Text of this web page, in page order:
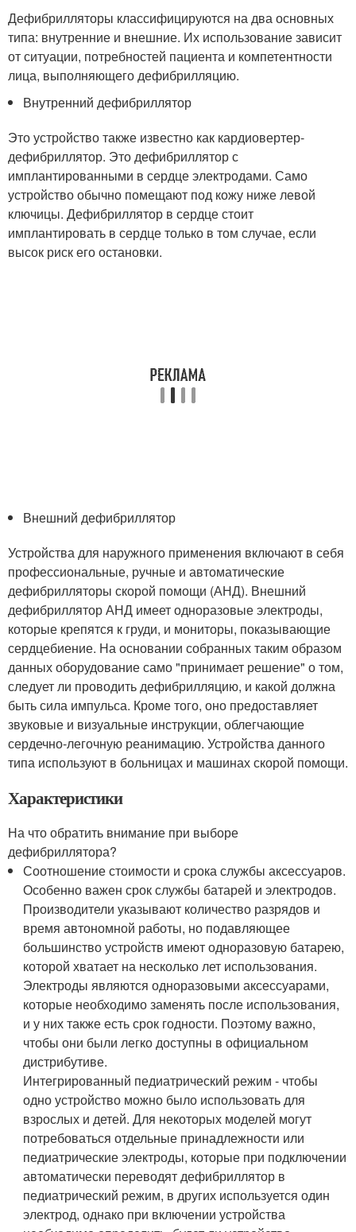
Дефибрилляторы классифицируются на два основных
типа: внутренние и внешние. Их использование зависит
от ситуации, потребностей пациента и компетентности
лица, выполняющего дефибрилляцию.
Внутренний дефибриллятор
Это устройство также известно как кардиовертер-
дефибриллятор. Это дефибриллятор с
имплантированными в сердце электродами. Само
устройство обычно помещают под кожу ниже левой
ключицы. Дефибриллятор в сердце стоит
имплантировать в сердце только в том случае, если
высок риск его остановки.
Внешний дефибриллятор
Устройства для наружного применения включают в себя
профессиональные, ручные и автоматические
дефибрилляторы скорой помощи (АНД). Внешний
дефибриллятор АНД имеет одноразовые электроды,
которые крепятся к груди, и мониторы, показывающие
сердцебиение. На основании собранных таким образом
данных оборудование само "принимает решение" о том,
следует ли проводить дефибрилляцию, и какой должна
быть сила импульса. Кроме того, оно предоставляет
звуковые и визуальные инструкции, облегчающие
сердечно-легочную реанимацию. Устройства данного
типа используют в больницах и машинах скорой помощи.
Характеристики
На что обратить внимание при выборе
дефибриллятора?
Соотношение стоимости и срока службы аксессуаров.
Особенно важен срок службы батарей и электродов.
Производители указывают количество разрядов и
время автономной работы, но подавляющее
большинство устройств имеют одноразовую батарею,
которой хватает на несколько лет использования.
Электроды являются одноразовыми аксессуарами,
которые необходимо заменять после использования,
и у них также есть срок годности. Поэтому важно,
чтобы они были легко доступны в официальном
дистрибутиве.
Интегрированный педиатрический режим - чтобы
одно устройство можно было использовать для
взрослых и детей. Для некоторых моделей могут
потребоваться отдельные принадлежности или
педиатрические электроды, которые при подключении
автоматически переводят дефибриллятор в
педиатрический режим, в других используется один
электрод, однако при включении устройства